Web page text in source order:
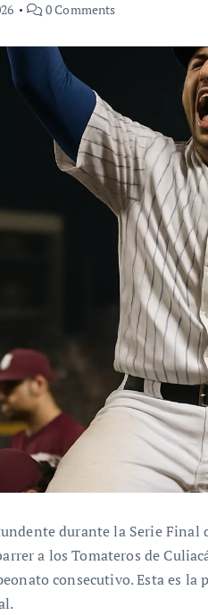
0 Comments
durante la Serie Final
a los Tomateros de
consecutivo. Esta es